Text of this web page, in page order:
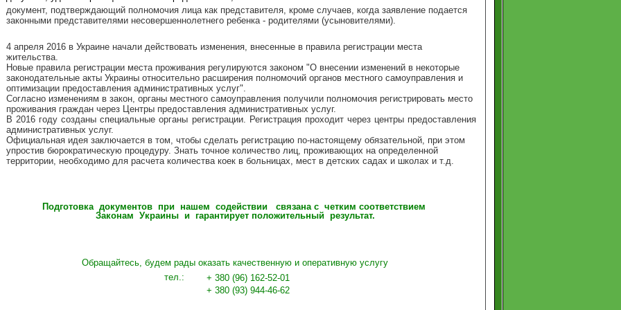
документ, подтверждающий полномочия лица как представителя, кроме случаев, когда заявление подается
законными представителями несовершеннолетнего ребенка - родителями (усыновителями).
4 апреля 2016 в Украине начали действовать изменения, внесенные в правила регистрации места
жительства.
Новые правила регистрации места проживания регулируются законом "О внесении изменений в некоторые
законодательные акты Украины относительно расширения полномочий органов местного самоуправления и
оптимизации предоставления административных услуг".
Согласно изменениям в закон, органы местного самоуправления получили полномочия регистрировать место
проживания граждан через Центры предоставления административных услуг.
В 2016 году созданы специальные органы регистрации. Регистрация проходит через центры предоставления
административных услуг.
Официальная идея заключается в том, чтобы сделать регистрацию по-настоящему обязательной, при этом
упростив бюрократическую процедуру. Знать точное количество лиц, проживающих на определенной
территории, необходимо для расчета количества коек в больницах, мест в детских садах и школах и т.д.
Подготовка документов при нашем содействии связана с четким соответствием
Законам Украины и гарантирует положительный результат.
Обращайтесь, будем рады оказать качественную и оперативную услугу
тел.:
+ 380 (96) 162-52-01
+ 380 (93) 944-46-62